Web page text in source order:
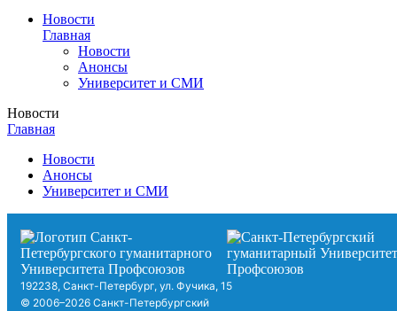
Новости
Главная
Новости
Анонсы
Университет и СМИ
Новости
Главная
Новости
Анонсы
Университет и СМИ
192238, Санкт-Петербург, ул. Фучика, 15
© 2006–2026 Санкт-Петербургский